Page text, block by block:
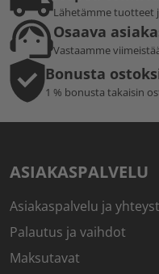
Lähetämme tuotteet
Osaava
Vastaamme
Bonusta
1 % bonusta takaisin
ASIAKASPALVELU
Asiakaspalvelu ja
Palautus ja vaihdot
Maksutavat